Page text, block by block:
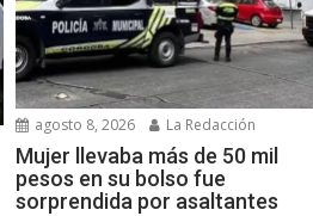
agosto 8, 2026 La Redacción
Mujer llevaba más de 50 mil
pesos en su bolso fue
sorprendida por asaltantes